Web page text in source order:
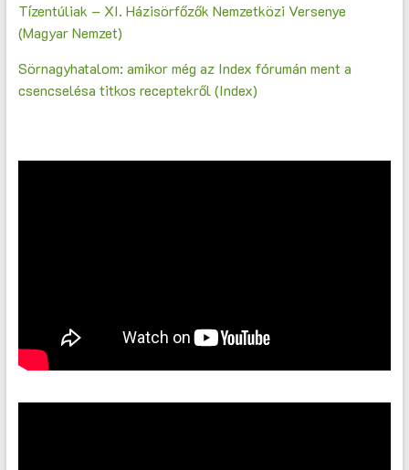
Tízentúliak – XI. Házisörfőzők Nemzetközi Versenye
(Magyar Nemzet)
Sörnagyhatalom: amikor még az Index fórumán ment a
csencselésa titkos receptekről (Index)